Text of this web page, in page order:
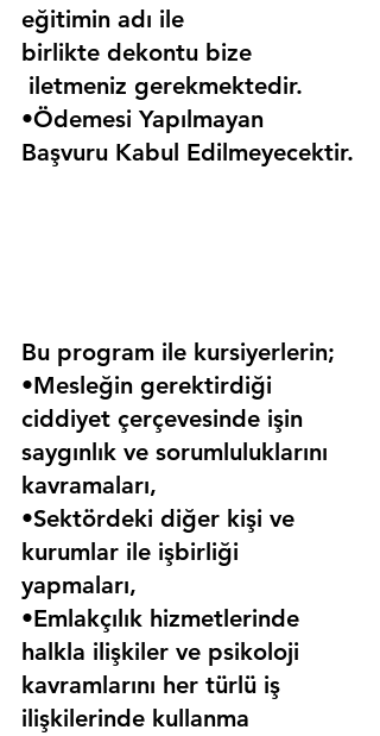
eğitimin adı ile
birlikte dekontu bize
iletmeniz gerekmektedir.
•Ödemesi Yapılmayan
Başvuru Kabul Edilmeyecektir.
Bu program ile kursiyerlerin;
•Mesleğin gerektirdiği
ciddiyet çerçevesinde işin
saygınlık ve sorumluluklarını
kavramaları,
•Sektördeki diğer kişi ve
kurumlar ile işbirliği
yapmaları,
•Emlakçılık hizmetlerinde
halkla ilişkiler ve psikoloji
kavramlarını her türlü iş
ilişkilerinde kullanma